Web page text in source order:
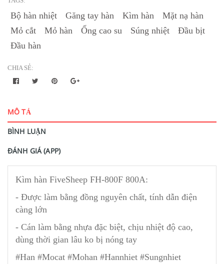
Bộ hàn nhiệt Găng tay hàn Kìm hàn
Mặt nạ hàn
Mỏ cắt
Mỏ hàn Ống cao su Súng nhiệt
Đầu bịt
Đầu hàn
CHIA SẺ:
MÔ TẢ
BÌNH LUẬN
ĐÁNH GIÁ (APP)
Kìm hàn FiveSheep FH-800F 800A:
- Được làm bằng đồng nguyên chất, tính dẫn điện
càng lớn
- Cán làm bằng nhựa đặc biệt, chịu nhiệt độ cao,
dùng thời gian lâu ko bị nóng tay
#Han #Mocat #Mohan #Hannhiet #Sungnhiet